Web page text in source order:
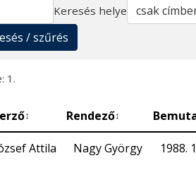
Keresés helye
/ szűrés
1.
↕ Rendező↕
Attila Nagy György 1988.